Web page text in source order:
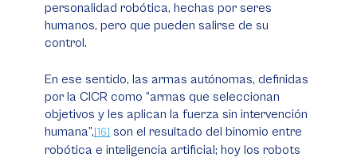
personalidad robótica, hechas por seres
humanos, pero que pueden salirse de su
control.
En ese sentido, las armas autónomas, definidas
por la CICR como “armas que seleccionan
objetivos y les aplican la fuerza sin intervención
humana”,[16] son el resultado del binomio entre
robótica e inteligencia artificial; hoy los robots